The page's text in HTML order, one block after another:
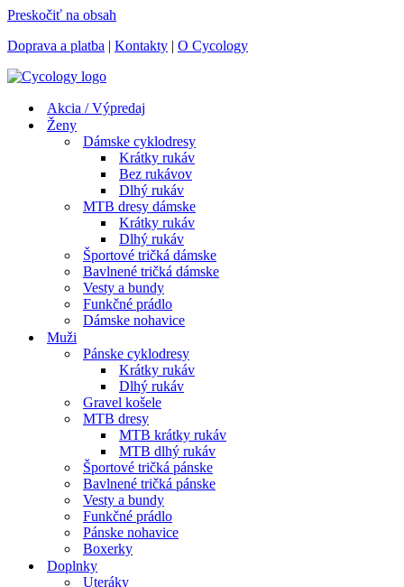
Preskočiť na obsah
Doprava a platba | Kontakty | O Cycology
Akcia / Výpredaj
Ženy
Dámske cyklodresy
Krátky rukáv
Bez rukávov
Dlhý rukáv
MTB dresy dámske
Krátky rukáv
Dlhý rukáv
Športové tričká dámske
Bavlnené tričká dámske
Vesty a bundy
Funkčné prádlo
Dámske nohavice
Muži
Pánske cyklodresy
Krátky rukáv
Dlhý rukáv
Gravel košele
MTB dresy
MTB krátky rukáv
MTB dlhý rukáv
Športové tričká pánske
Bavlnené tričká pánske
Vesty a bundy
Funkčné prádlo
Pánske nohavice
Boxerky
Doplnky
Uteráky